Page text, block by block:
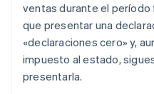
ventas durante el
que presentar una
«declaraciones cero» y,
impuesto al estado,
presentarla.